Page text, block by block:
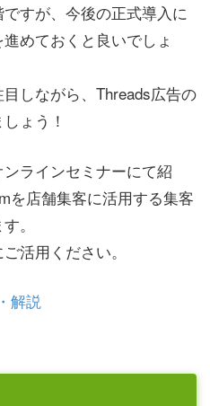
すが、今後の正式導入に
めておくと良いでしょ
しながら、Threads広告の
ょう！
ラインセミナーにて紹
を店舗集客に活用する集客
。
活用ください。
解説